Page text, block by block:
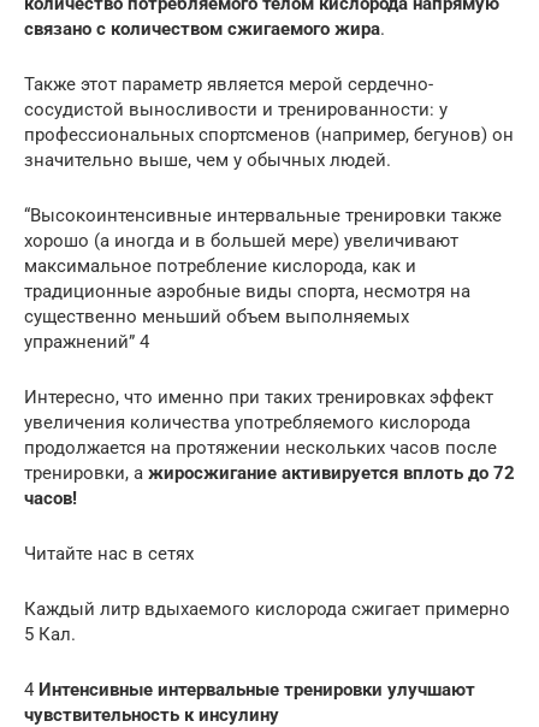
связано с количеством сжигаемого жира.
Также этот параметр является мерой сердечно-
сосудистой выносливости и тренированности: у
профессиональных спортсменов (например, бегунов) он
значительно выше, чем у обычных людей.
“Высокоинтенсивные интервальные тренировки также
хорошо (а иногда и в большей мере) увеличивают
максимальное потребление кислорода, как и
традиционные аэробные виды спорта, несмотря на
существенно меньший объем выполняемых
упражнений” 4
Интересно, что именно при таких тренировках эффект
увеличения количества употребляемого кислорода
продолжается на протяжении нескольких часов после
тренировки, а жиросжигание активируется вплоть до 72
часов!
Читайте нас в сетях
Каждый литр вдыхаемого кислорода сжигает примерно
5 Кал.
4 Интенсивные интервальные тренировки улучшают
чувствительность к инсулину